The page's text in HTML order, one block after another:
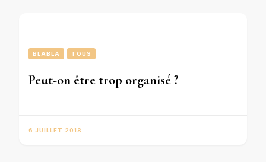
BLABLA TOUS
Peut-on être trop organisé ?
6 JUILLET 2018